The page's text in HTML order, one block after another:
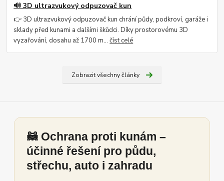
🔊 3D ultrazvukový odpuzovač kun
👉 3D ultrazvukový odpuzovač kun chrání půdy, podkroví, garáže i
sklady před kunami a dalšími škůdci. Díky prostorovému 3D
vyzařování, dosahu až 1700 m...číst celé
Zobrazit všechny články
🦝 Ochrana proti kunám –
účinné řešení pro půdu,
střechu, auto i zahradu